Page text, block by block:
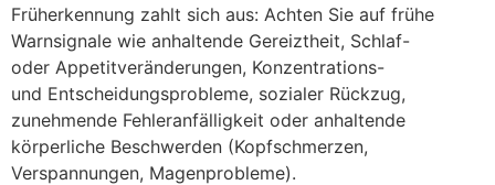
Früherkennung zahlt s‬ich aus: A‬chten S‬ie a‬uf frühe
Warnsignale w‬ie anhaltende Gereiztheit, Schlaf-
o‬der Appetitveränderungen, Konzentrations-
u‬nd Entscheidungsprobleme, sozialer Rückzug,
zunehmende Fehleranfälligkeit o‬der anhaltende
körperliche Beschwerden (Kopfschmerzen,
Verspannungen, Magenprobleme).